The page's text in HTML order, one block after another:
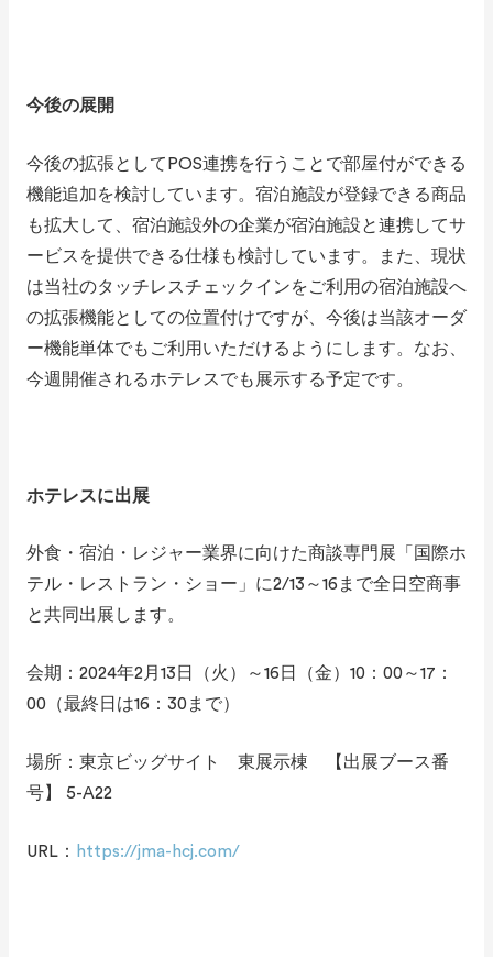
今後の展開
今後の拡張としてPOS連携を行うことで部屋付ができる
機能追加を検討しています。宿泊施設が登録できる商品
も拡大して、宿泊施設外の企業が宿泊施設と連携してサ
ービスを提供できる仕様も検討しています。また、現状
は当社のタッチレスチェックインをご利用の宿泊施設へ
の拡張機能としての位置付けですが、今後は当該オーダ
ー機能単体でもご利用いただけるようにします。なお、
今週開催されるホテレスでも展示する予定です。
ホテレスに出展
外食・宿泊・レジャー業界に向けた商談専門展「国際ホ
テル・レストラン・ショー」に2/13～16まで全日空商事
と共同出展します。
会期：2024年2月13日（火）～16日（金）10：00～17：
00（最終日は16：30まで）
場所：東京ビッグサイト 東展示棟 【出展ブース番
号】 5-A22
URL： https://jma-hcj.com/